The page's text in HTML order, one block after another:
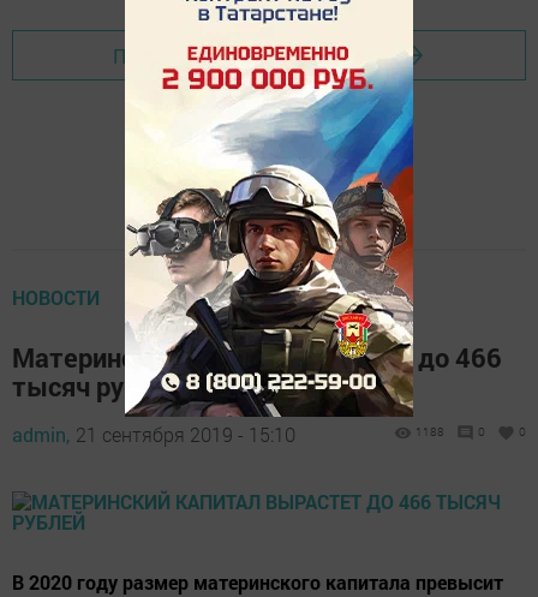
Перейти на страницу новости
НОВОСТИ
Материнский капитал вырастет до 466
тысяч рублей
admin, 21 сентября 2019 - 15:10 1188 0 0
В 2020 году размер материнского капитала превысит